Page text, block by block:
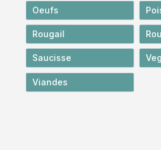
Oeufs
Rougail
Saucisse
Viandes